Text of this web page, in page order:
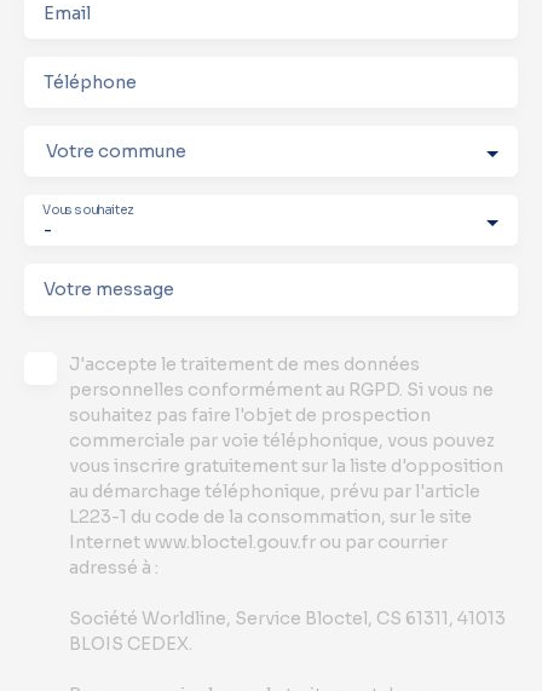
Email
Téléphone
Votre commune
-
Vous souhaitez
Votre message
J'accepte le traitement de mes données
personnelles conformément au RGPD. Si vous ne
souhaitez pas faire l'objet de prospection
commerciale par voie téléphonique, vous pouvez
vous inscrire gratuitement sur la liste d'opposition
au démarchage téléphonique, prévu par l'article
L223-1 du code de la consommation, sur le site
Internet www.bloctel.gouv.fr ou par courrier
adressé à :
Société Worldline, Service Bloctel, CS 61311, 41013
BLOIS CEDEX.